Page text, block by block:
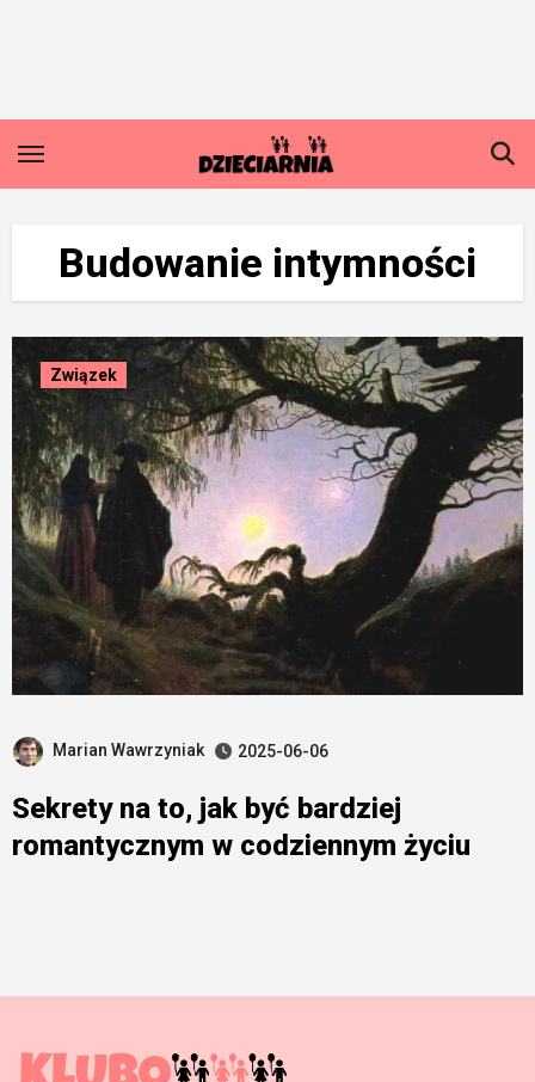
Budowanie intymności
Związek
Marian Wawrzyniak 2025-06-06
Sekrety na to, jak być bardziej
romantycznym w codziennym życiu